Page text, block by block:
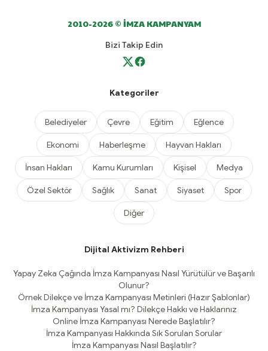
2010-2026 © İMZA KAMPANYAM
Bizi Takip Edin
Kategoriler
Belediyeler Çevre Eğitim Eğlence
Ekonomi Haberleşme Hayvan Hakları
İnsan Hakları Kamu Kurumları Kişisel Medya
Özel Sektör Sağlık Sanat Siyaset Spor
Diğer
Dijital Aktivizm Rehberi
Yapay Zeka Çağında İmza Kampanyası Nasıl Yürütülür ve Başarılı
Olunur?
Örnek Dilekçe ve İmza Kampanyası Metinleri (Hazır Şablonlar)
İmza Kampanyası Yasal mı? Dilekçe Hakkı ve Haklarınız
Online İmza Kampanyası Nerede Başlatılır?
İmza Kampanyası Hakkında Sık Sorulan Sorular
İmza Kampanyası Nasıl Başlatılır?